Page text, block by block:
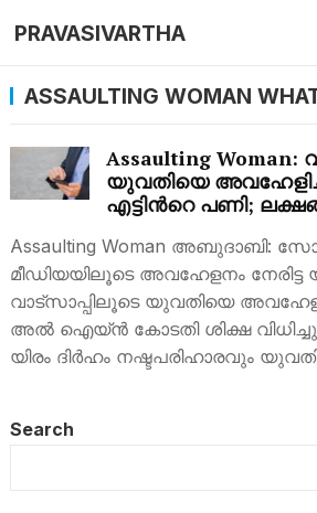
PRAVASIVARTHA
ASSAULTING WOMAN
Assaulting Woman:
യുവതിയെ
എട്ടിന്‍റെ പണി;
Assaulting Woman അബുദാബി:
മീഡിയയിലൂടെ അവഹേളനം നേരിട്ട
വാട്സാപ്പിലൂടെ യുവതിയെ
അല്‍ ഐയ്ന്‍ കോടതി ശിക്ഷ
യി​രം ദി​ര്‍ഹം ന​ഷ്ട​പ​രി​ഹാ​രവും
Search